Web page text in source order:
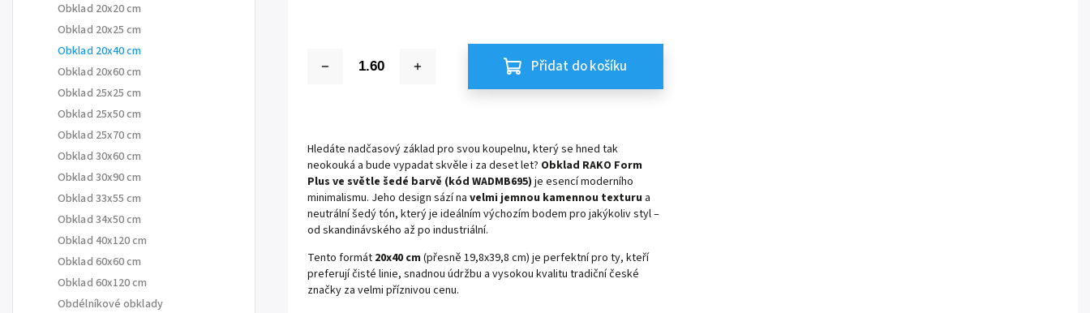
Obklad 20x20 cm
Obklad 20x25 cm
Obklad 20x40 cm
Obklad 20x60 cm
Obklad 25x25 cm
Obklad 25x50 cm
Obklad 25x70 cm
Obklad 30x60 cm
Obklad 30x90 cm
Obklad 33x55 cm
Obklad 34x50 cm
Obklad 40x120 cm
Obklad 60x60 cm
Obklad 60x120 cm
Obdélníkové obklady
Přidat do košíku
Hledáte nadčasový základ pro svou koupelnu, který se hned tak
neokouká a bude vypadat skvěle i za deset let? Obklad RAKO Form
Plus ve světle šedé barvě (kód WADMB695) je esencí moderního
minimalismu. Jeho design sází na velmi jemnou kamennou texturu a
neutrální šedý tón, který je ideálním výchozím bodem pro jakýkoliv styl –
od skandinávského až po industriální.
Tento formát 20x40 cm (přesně 19,8x39,8 cm) je perfektní pro ty, kteří
preferují čisté linie, snadnou údržbu a vysokou kvalitu tradiční české
značky za velmi příznivou cenu.